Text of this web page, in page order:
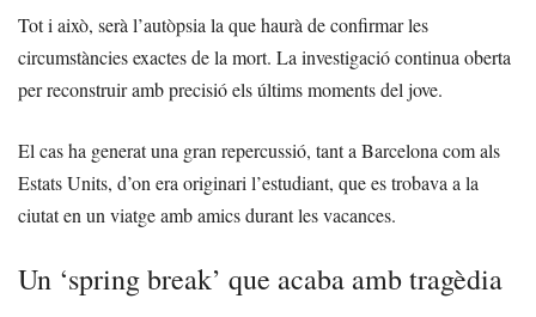
Tot i això, serà l’autòpsia la que haurà de confirmar les
circumstàncies exactes de la mort. La investigació continua oberta
per reconstruir amb precisió els últims moments del jove.
El cas ha generat una gran repercussió, tant a Barcelona com als
Estats Units, d’on era originari l’estudiant, que es trobava a la
ciutat en un viatge amb amics durant les vacances.
Un ‘spring break’ que acaba amb tragèdia